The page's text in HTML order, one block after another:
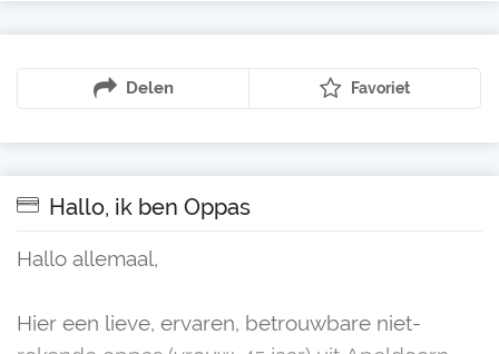
Delen Favoriet
Hallo, ik ben Oppas
Hallo allemaal,
Hier een lieve, ervaren, betrouwbare niet-